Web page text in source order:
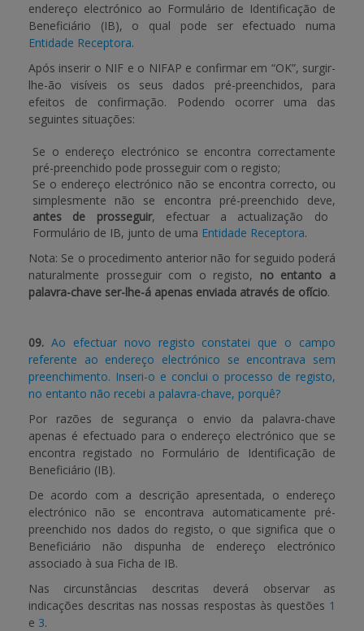
endereço electrónico ao Formulário de Identificação de
Beneficiário (IB), o qual pode ser efectuado numa
Entidade Receptora.
Após inserir o NIF e o NIFAP e confirmar em “OK”, surgir-
lhe-ão visíveis os seus dados pré-preenchidos, para
efeitos de confirmação. Podendo ocorrer uma das
seguintes situações:
Se o endereço electrónico se encontra correctamente
pré-preenchido pode prosseguir com o registo;
Se o endereço electrónico não se encontra correcto, ou
simplesmente não se encontra pré-preenchido deve,
antes de prosseguir, efectuar a actualização do
Formulário de IB, junto de uma Entidade Receptora.
Nota: Se o procedimento anterior não for seguido poderá
naturalmente prosseguir com o registo, no entanto a
palavra-chave ser-lhe-á apenas enviada através de ofício.
09. Ao efectuar novo registo constatei que o campo
referente ao endereço electrónico se encontrava sem
preenchimento. Inseri-o e conclui o processo de registo,
no entanto não recebi a palavra-chave, porquê?
Por razões de segurança o envio da palavra-chave
apenas é efectuado para o endereço electrónico que se
encontra registado no Formulário de Identificação de
Beneficiário (IB).
De acordo com a descrição apresentada, o endereço
electrónico não se encontrava automaticamente pré-
preenchido nos dados do registo, o que significa que o
Beneficiário não dispunha de endereço electrónico
associado à sua Ficha de IB.
Nas circunstâncias descritas deverá observar as
indicações descritas nas nossas respostas às questões 1
e 3.